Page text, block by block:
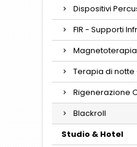
Dispositivi
FIR - Supporti
Magnetoterapia
Terapia di notte
Rigenerazione
Blackroll
Studio & Hotel